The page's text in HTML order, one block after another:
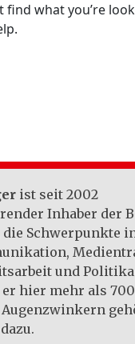
find what you’re
ist seit 2002
Inhaber der
die Schwerpunkte
und
er hier mehr als
Augenzwinkern